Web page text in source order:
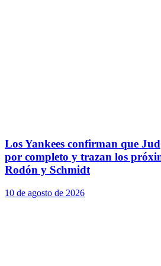
Los Yankees confirman que
por completo y trazan los
Rodón y Schmidt
10 de agosto de 2026